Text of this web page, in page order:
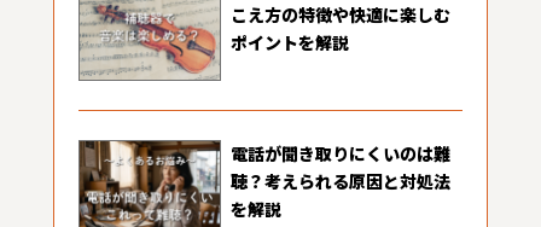
こえ方の特徴や快適に楽しむ
ポイントを解説
電話が聞き取りにくいのは難
聴？考えられる原因と対処法
を解説